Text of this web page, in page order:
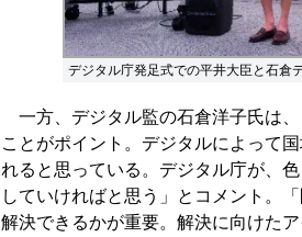
デジタル庁発足式での平井大臣と石倉
一方、デジタル監の石倉洋子氏は
ことがポイント。デジタルによって
れると思っている。デジタル庁が、
していければと思う」とコメント。
解決できるかが重要。解決に向けた